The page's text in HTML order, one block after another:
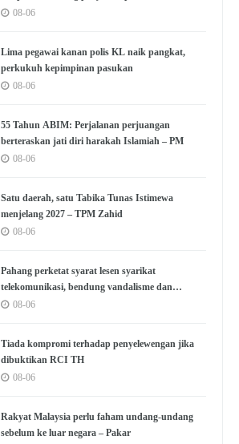
08-06
Lima pegawai kanan polis KL naik pangkat,
perkukuh kepimpinan pasukan
08-06
55 Tahun ABIM: Perjalanan perjuangan
berteraskan jati diri harakah Islamiah – PM
08-06
Satu daerah, satu Tabika Tunas Istimewa
menjelang 2027 – TPM Zahid
08-06
Pahang perketat syarat lesen syarikat
telekomunikasi, bendung vandalisme dan
kecurian
08-06
Tiada kompromi terhadap penyelewengan jika
dibuktikan RCI TH
08-06
Rakyat Malaysia perlu faham undang-undang
sebelum ke luar negara – Pakar